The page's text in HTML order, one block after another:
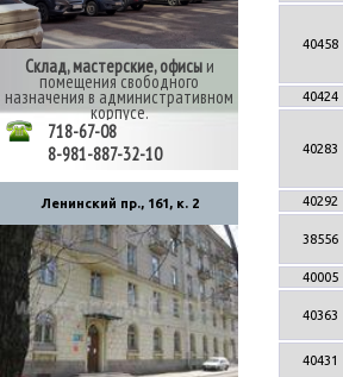
Склад, мастерские, офисыи
помещения свободного
назначения в административном
корпусе.
718-67-08
8-981-887-32-10
Ленинский пр., 161, к. 2
40458
40424
40283
40292
38556
40005
40363
40431